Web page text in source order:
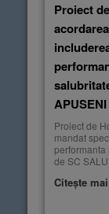
Proiect
APUSENI
Proiect de
mandat
de SC
Citește